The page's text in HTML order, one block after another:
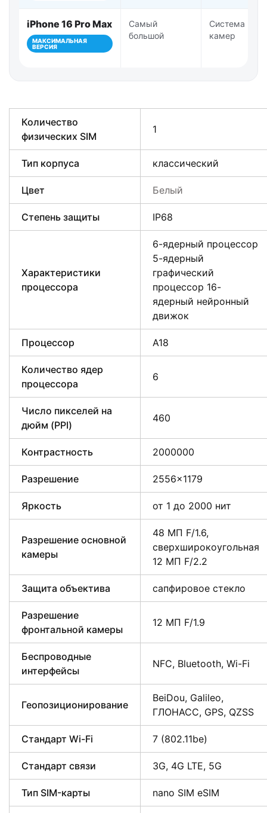
iPhone 16 Pro Max
МАКСИМАЛЬНАЯ
ВЕРСИЯ
Самый
большой
Система Pro-
камер
Количество
физических SIM
1
Тип корпуса классический
Цвет Белый
Степень защиты IP68
Характеристики
процессора
6-ядерный процессор
5-ядерный
графический
процессор 16-
ядерный нейронный
движок
Процессор A18
Количество ядер
процессора
6
Число пикселей на
дюйм (PPI)
460
Контрастность 2000000
Разрешение 2556×1179
Яркость от 1 до 2000 нит
Разрешение основной
камеры
48 МП F/1.6,
сверхширокоугольная
12 МП F/2.2
Защита объектива сапфировое стекло
Разрешение
фронтальной камеры
12 МП F/1.9
Беспроводные
интерфейсы
NFC, Bluetooth, Wi-Fi
Геопозиционирование
BeiDou, Galileo,
ГЛОНАСС, GPS, QZSS
Стандарт Wi-Fi 7 (802.11be)
Стандарт связи 3G, 4G LTE, 5G
Тип SIM-карты nano SIM eSIM